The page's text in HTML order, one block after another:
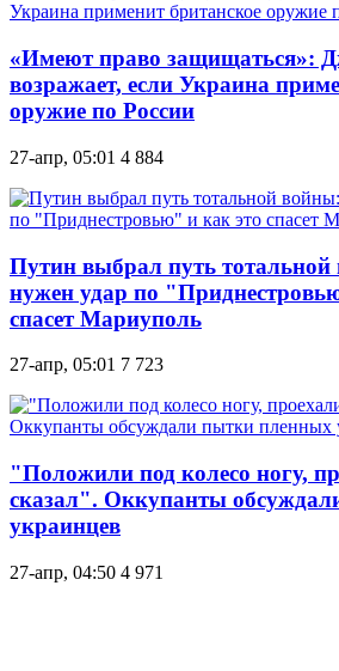
«Имеют право защищаться»:
возражает, если Украина
оружие по России
27-апр, 05:01 4 884
Путин выбрал путь
нужен удар по
спасет Мариуполь
27-апр, 05:01 7 723
"Положили под колесо ногу,
сказал". Оккупанты
украинцев
27-апр, 04:50 4 971